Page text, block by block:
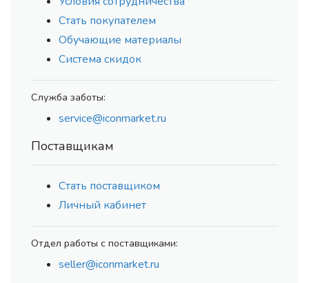
Стать покупателем
Обучающие материалы
Система скидок
Служба заботы:
service@iconmarket.ru
Поставщикам
Стать поставщиком
Личный кабинет
Отдел работы с поставщиками:
seller@iconmarket.ru